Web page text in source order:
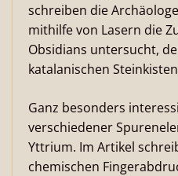
schreiben die
mithilfe von Lasern die
Obsidians untersucht,
katalanischen
Ganz besonders
verschiedener
Yttrium. Im Artikel
chemischen